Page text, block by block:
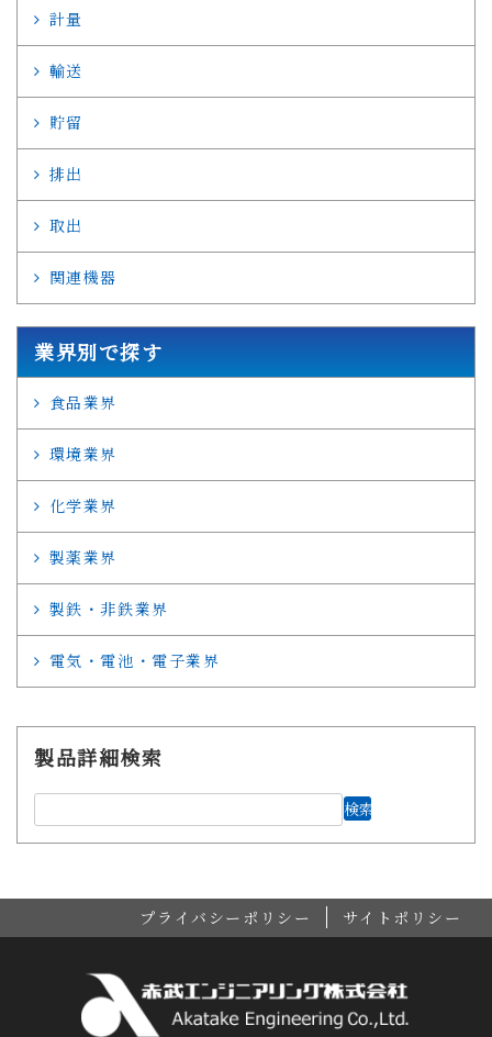
計量
輸送
貯留
排出
取出
関連機器
業界別で探す
食品業界
環境業界
化学業界
製薬業界
製鉄・非鉄業界
電気・電池・電子業界
製品詳細検索
プライバシーポリシー サイトポリシー